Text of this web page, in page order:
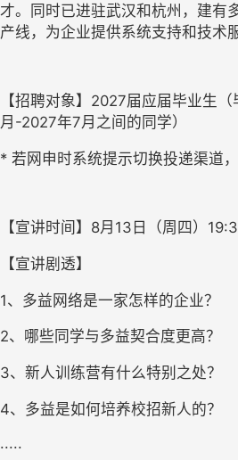
才。同时已进驻武汉和杭州，建有
产线，为企业提供系统支持和技术
【招聘对象】2027届应届毕业生
月-2027年7月之间的同学）
* 若网申时系统提示切换投递渠道
【宣讲时间】8月13日（周四）
【宣讲剧透】
1、多益网络是一家怎样的企业？
2、哪些同学与多益契合度更高？
3、新人训练营有什么特别之处？
4、多益是如何培养校招新人的？
.....